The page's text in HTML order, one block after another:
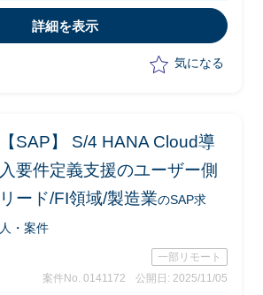
・MM/PPコンサル支援
詳細を表示
気になる
【SAP】 S/4 HANA Cloud導
入要件定義支援のユーザー側
リード/FI領域/製造業のSAP求
人・案件
一部リモート
案件No. 0141172
公開日: 2025/11/05